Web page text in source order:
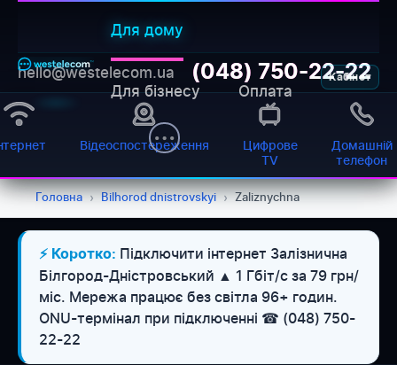
Для дому
Для бізнесу Оплата
Кабінет
hello@westelecom.ua (048) 750-22-22
Відеоспостереження
Цифрове
TV
Домашній
телефон
Головна › Bilhorod dnistrovskyi › Zaliznychna
⚡ Коротко: Підключити інтернет Залізнична
Білгород-Дністровський ▲ 1 Гбіт/с за 79 грн/
міс. Мережа працює без світла 96+ годин.
ONU-термінал при підключенні ☎ (048) 750-
22-22